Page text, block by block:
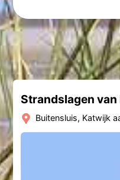
Strandslagen
Buitensluis, Katwijk